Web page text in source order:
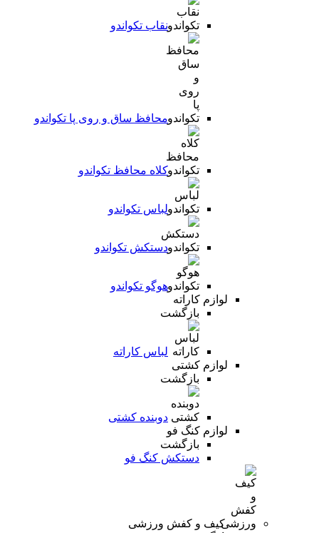
نقاب تکواندو
محافظ ساق و روی پا تکواندو
کلاه محافظ تکواندو
لباس تکواندو
دستکش تکواندو
هوگو تکواندو
لوازم کاراته
بازگشت
لباس کاراته
لوازم کشتی
بازگشت
دوبنده کشتی
لوازم کنگ فو
بازگشت
دستکش کنگ فو
کیف و کفش ورزشی